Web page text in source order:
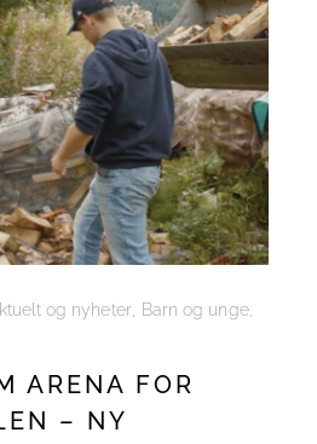
og nyheter
Barn og unge
ARENA FOR
– NY